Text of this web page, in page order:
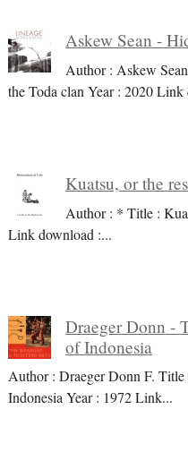
Askew Sean -
Author : Askew
the Toda clan Year : 2020 Link
Kuatsu, or the
Author : * Title :
Link download :...
Draeger Donn -
of Indonesia
Author : Draeger Donn F.
Indonesia Year : 1972 Link...